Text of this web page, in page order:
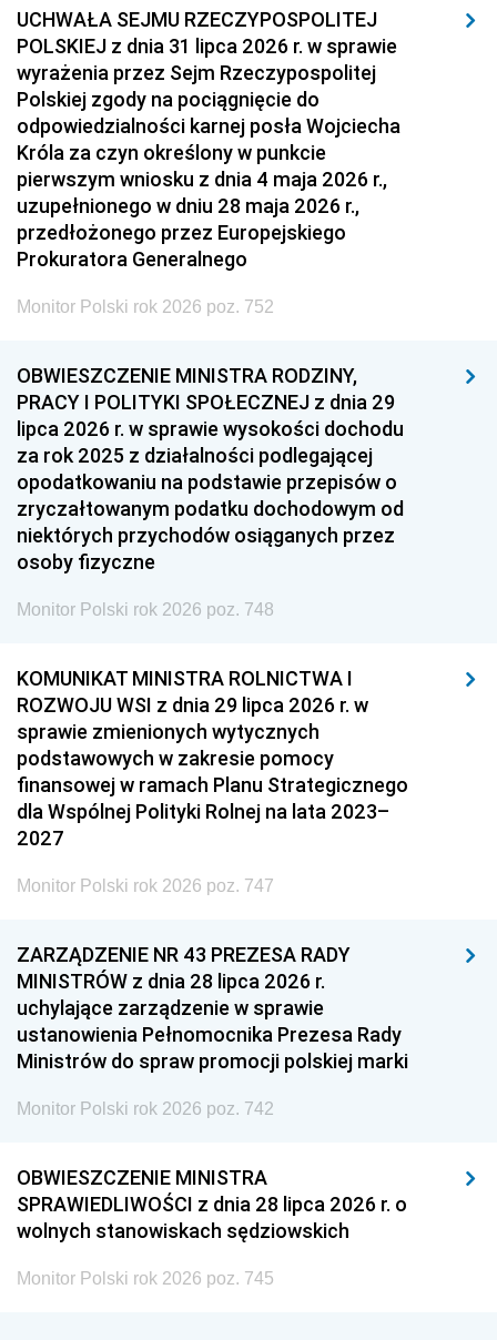
UCHWAŁA SEJMU RZECZYPOSPOLITEJ
POLSKIEJ z dnia 31 lipca 2026 r. w sprawie
wyrażenia przez Sejm Rzeczypospolitej
Polskiej zgody na pociągnięcie do
odpowiedzialności karnej posła Wojciecha
Króla za czyn określony w punkcie
pierwszym wniosku z dnia 4 maja 2026 r.,
uzupełnionego w dniu 28 maja 2026 r.,
przedłożonego przez Europejskiego
Prokuratora Generalnego
Monitor Polski rok 2026 poz. 752
OBWIESZCZENIE MINISTRA RODZINY,
PRACY I POLITYKI SPOŁECZNEJ z dnia 29
lipca 2026 r. w sprawie wysokości dochodu
za rok 2025 z działalności podlegającej
opodatkowaniu na podstawie przepisów o
zryczałtowanym podatku dochodowym od
niektórych przychodów osiąganych przez
osoby fizyczne
Monitor Polski rok 2026 poz. 748
KOMUNIKAT MINISTRA ROLNICTWA I
ROZWOJU WSI z dnia 29 lipca 2026 r. w
sprawie zmienionych wytycznych
podstawowych w zakresie pomocy
finansowej w ramach Planu Strategicznego
dla Wspólnej Polityki Rolnej na lata 2023–
2027
Monitor Polski rok 2026 poz. 747
ZARZĄDZENIE NR 43 PREZESA RADY
MINISTRÓW z dnia 28 lipca 2026 r.
uchylające zarządzenie w sprawie
ustanowienia Pełnomocnika Prezesa Rady
Ministrów do spraw promocji polskiej marki
Monitor Polski rok 2026 poz. 742
OBWIESZCZENIE MINISTRA
SPRAWIEDLIWOŚCI z dnia 28 lipca 2026 r. o
wolnych stanowiskach sędziowskich
Monitor Polski rok 2026 poz. 745